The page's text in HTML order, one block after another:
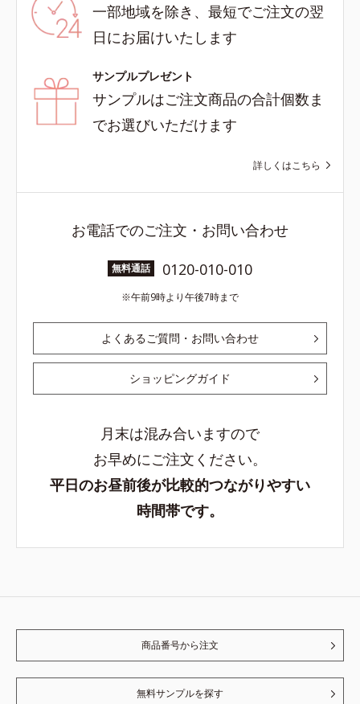
一部地域を除き、最短でご注文の翌
日にお届けいたします
サンプルプレゼント
サンプルはご注文商品の合計個数ま
でお選びいただけます
詳しくはこちら
お電話でのご注文・お問い合わせ
無料通話 0120-010-010
午前9時より午後7時まで
よくあるご質問・お問い合わせ
ショッピングガイド
月末は混み合いますので
お早めにご注文ください。
平日のお昼前後が比較的つながりやすい
時間帯です。
商品番号から注文
無料サンプルを探す